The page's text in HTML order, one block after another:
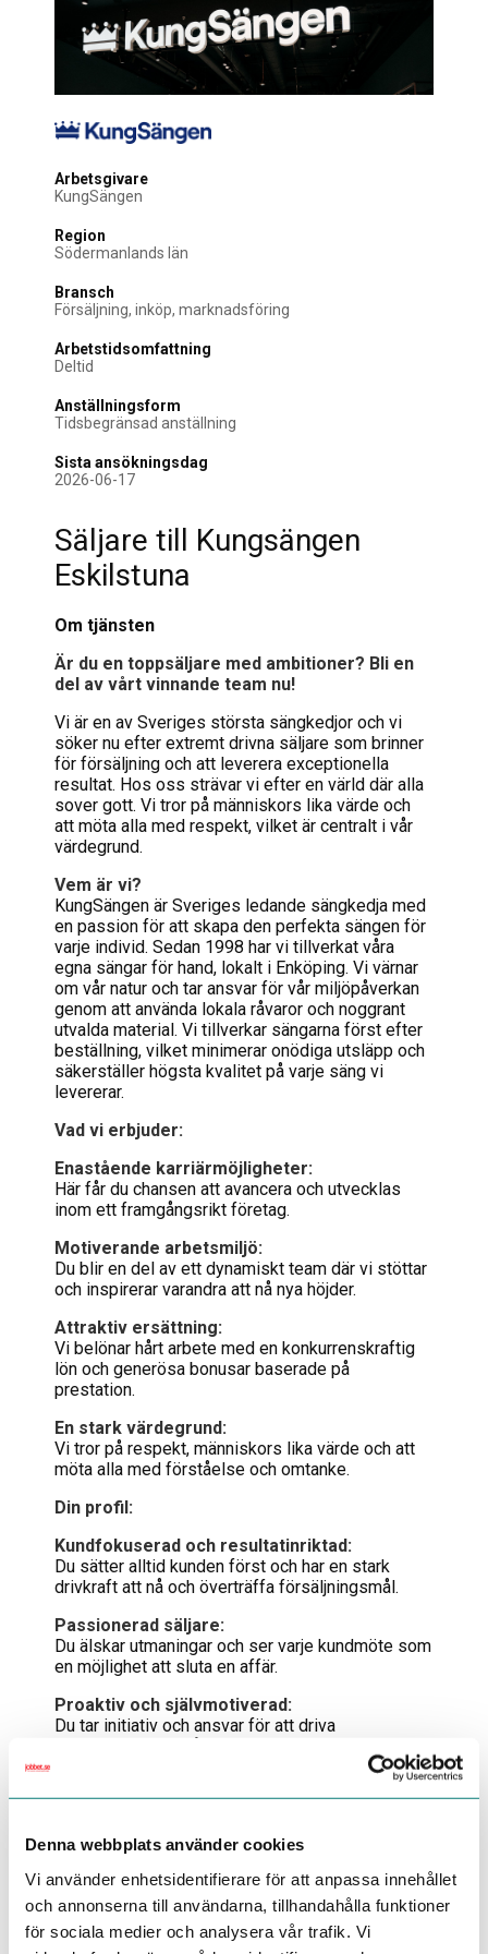
Denna webbplats använder cookies
Vi använder enhetsidentifierare för att anpassa innehållet
och annonserna till användarna, tillhandahålla funktioner
för sociala medier och analysera vår trafik. Vi
Arbetsgivare
KungSängen
Region
Södermanlands län
Bransch
Försäljning, inköp, marknadsföring
Arbetstidsomfattning
Deltid
Anställningsform
Tidsbegränsad anställning
Sista ansökningsdag
2026-06-17
Säljare till Kungsängen
Eskilstuna
Om tjänsten
Är du en toppsäljare med ambitioner? Bli en
del av vårt vinnande team nu!
Vi är en av Sveriges största sängkedjor och vi
söker nu efter extremt drivna säljare som brinner
för försäljning och att leverera exceptionella
resultat. Hos oss strävar vi efter en värld där alla
sover gott. Vi tror på människors lika värde och
att möta alla med respekt, vilket är centralt i vår
värdegrund.
Vem är vi?
KungSängen är Sveriges ledande sängkedja med
en passion för att skapa den perfekta sängen för
varje individ. Sedan 1998 har vi tillverkat våra
egna sängar för hand, lokalt i Enköping. Vi värnar
om vår natur och tar ansvar för vår miljöpåverkan
genom att använda lokala råvaror och noggrant
utvalda material. Vi tillverkar sängarna först efter
beställning, vilket minimerar onödiga utsläpp och
säkerställer högsta kvalitet på varje säng vi
levererar​.
Vad vi erbjuder:
Enastående karriärmöjligheter:
Här får du chansen att avancera och utvecklas
inom ett framgångsrikt företag.
Motiverande arbetsmiljö:
Du blir en del av ett dynamiskt team där vi stöttar
och inspirerar varandra att nå nya höjder.
Attraktiv ersättning:
Vi belönar hårt arbete med en konkurrenskraftig
lön och generösa bonusar baserade på
prestation.
En stark värdegrund:
Vi tror på respekt, människors lika värde och att
möta alla med förståelse och omtanke.
Din profil:
Kundfokuserad och resultatinriktad:
Du sätter alltid kunden först och har en stark
drivkraft att nå och överträffa försäljningsmål.
Passionerad säljare:
Du älskar utmaningar och ser varje kundmöte som
en möjlighet att sluta en affär.
Proaktiv och självmotiverad:
Du tar initiativ och ansvar för att driva
Du trivs med att arbeta i team och delar vår
värde.
Intresse för inredning:
Ett genuint intresse för inredning och design är
ett stort plus.